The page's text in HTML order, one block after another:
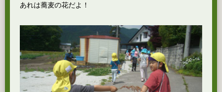
あれは蕎麦の花だよ！